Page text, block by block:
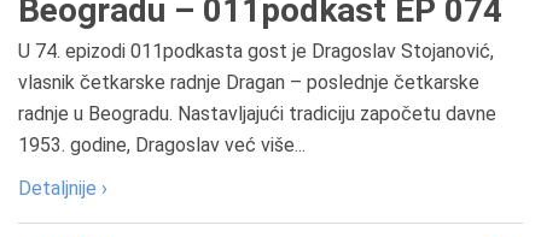
Beogradu – 011podkast EP 074
U 74. epizodi 011podkasta gost je Dragoslav Stojanović,
vlasnik četkarske radnje Dragan – poslednje četkarske
radnje u Beogradu. Nastavljajući tradiciju započetu davne
1953. godine, Dragoslav već više...
Detaljnije ›